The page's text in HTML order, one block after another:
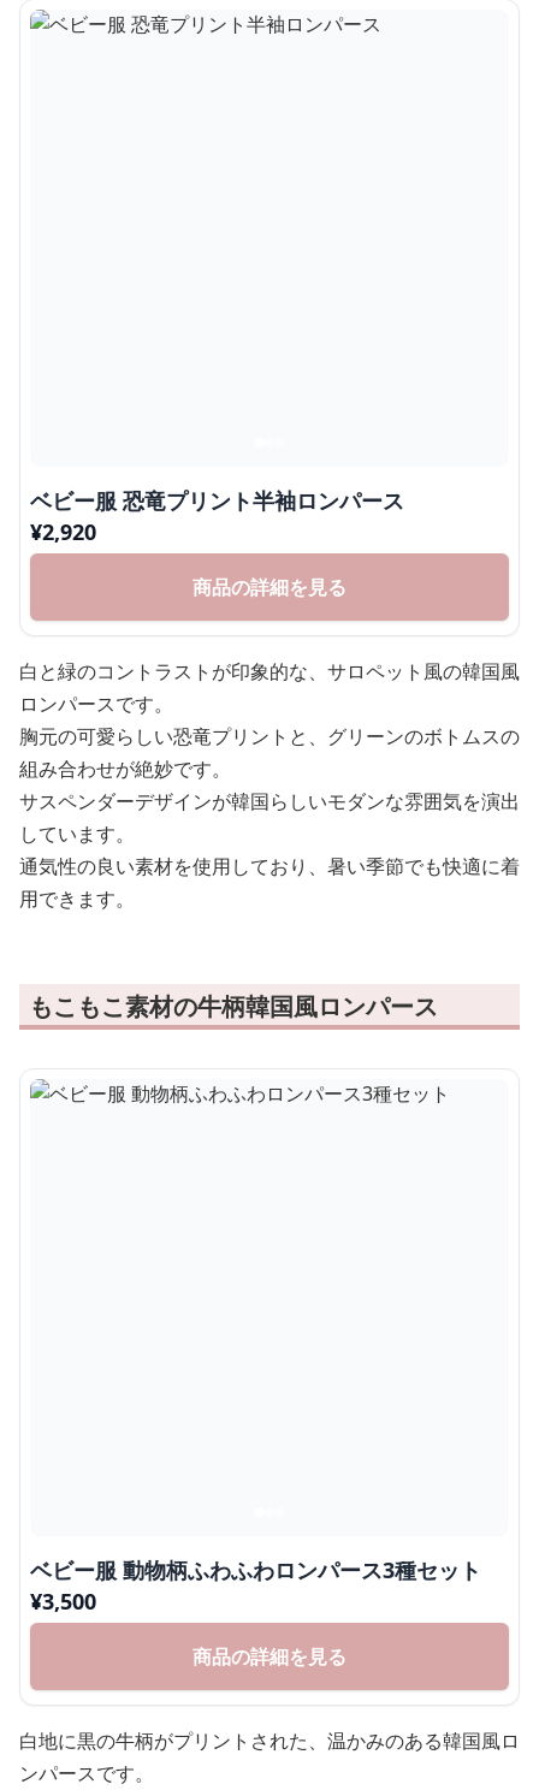
ベビー服 恐竜プリント半袖ロンパース
¥2,920
商品の詳細を見る
白と緑のコントラストが印象的な、サロペット風の韓国風
ロンパースです。
胸元の可愛らしい恐竜プリントと、グリーンのボトムスの
組み合わせが絶妙です。
サスペンダーデザインが韓国らしいモダンな雰囲気を演出
しています。
通気性の良い素材を使用しており、暑い季節でも快適に着
用できます。
もこもこ素材の牛柄韓国風ロンパース
ベビー服 動物柄ふわふわロンパース3種セット
¥3,500
商品の詳細を見る
白地に黒の牛柄がプリントされた、温かみのある韓国風ロ
ンパースです。